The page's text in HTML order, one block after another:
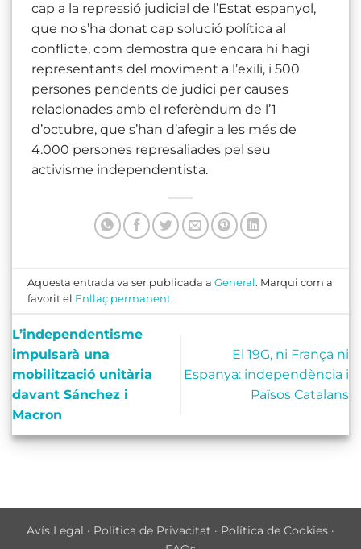
cap a la repressió judicial de l’Estat espanyol,
que no s’ha donat cap solució política al
conflicte, com demostra que encara hi hagi
representants del moviment a l’exili, i 500
persones pendents de judici per causes
relacionades amb el referèndum de l’1
d’octubre, que s’han d’afegir a les més de
4.000 persones represaliades pel seu
activisme independentista.
Aquesta entrada va ser publicada aGeneral. Marqui com a
favorit el Enllaç permanent.
L’independentisme
impulsarà una
mobilització unitària
davant Sánchez i
Macron
El 19G, ni França ni
Espanya: independència i
Països Catalans
Avís Legal · Política de Privacitat · Política de Cookies ·